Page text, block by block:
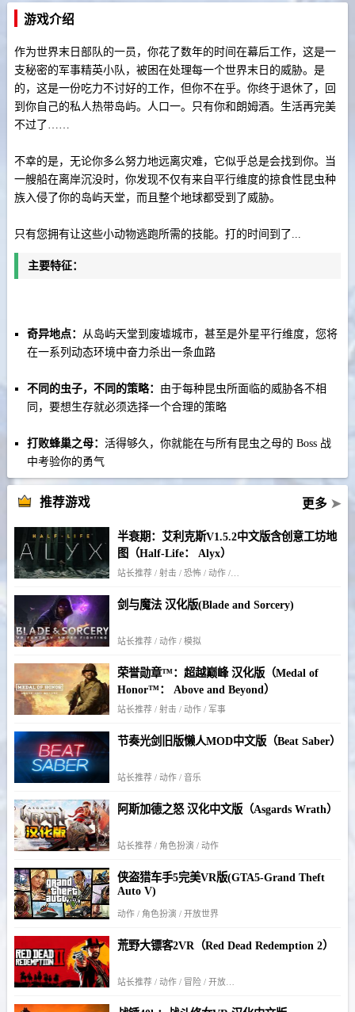
游戏介绍
作为世界末日部队的一员，你花了数年的时间在幕后工作，这是一
支秘密的军事精英小队，被困在处理每一个世界末日的威胁。 是
的，这是一份吃力不讨好的工作，但你不在乎。 你终于退休了，回
到你自己的私人热带岛屿。
人口一。 只有你和朗姆酒。 生活再完美
不过了……
不幸的是，无论你多么努力地远离灾难，它似乎总是会找到你。 当
一艘船在离岸沉没时，你发现不仅有来自平行维度的掠食性昆虫种
族入侵了你的岛屿天堂，而且整个地球都受到了威胁。
只有您拥有让这些小动物逃跑所需的技能。 打的时间到了...
主要特征：
奇异地点：
从岛屿天堂到废墟城市，甚至是外星平行维度，您将
在一系列动态环境中奋力杀出一条血路
不同的虫子，不同的策略： 由于每种昆虫所面临的威胁各不相
同，要想生存就必须选择一个合理的策略
打败蜂巢之母： 活得够久，你就能在与所有昆虫之母的 Boss 战
中考验你的勇气
推荐游戏 更多 ➤
半衰期：艾利克斯V1.5.2中文版含创意工坊地
图（Half-Life： Alyx）
站长推荐 / 射击 / 恐怖 / 动作 / 剧情
剑与魔法 汉化版(Blade and Sorcery)
站长推荐 / 动作 / 模拟
荣誉勋章™：超越巅峰 汉化版（Medal of
Honor™： Above and Beyond）
站长推荐 / 射击 / 动作 / 军事
节奏光剑旧版懒人MOD中文版（Beat Saber）
站长推荐 / 动作 / 音乐
阿斯加德之怒 汉化中文版（Asgards Wrath）
站长推荐 / 角色扮演 / 动作
侠盗猎车手5完美VR版(GTA5-Grand Theft
Auto V)
动作 / 角色扮演 / 开放世界
荒野大镖客2VR（Red Dead Redemption 2）
站长推荐 / 动作 / 冒险 / 开放世界 / 剧情